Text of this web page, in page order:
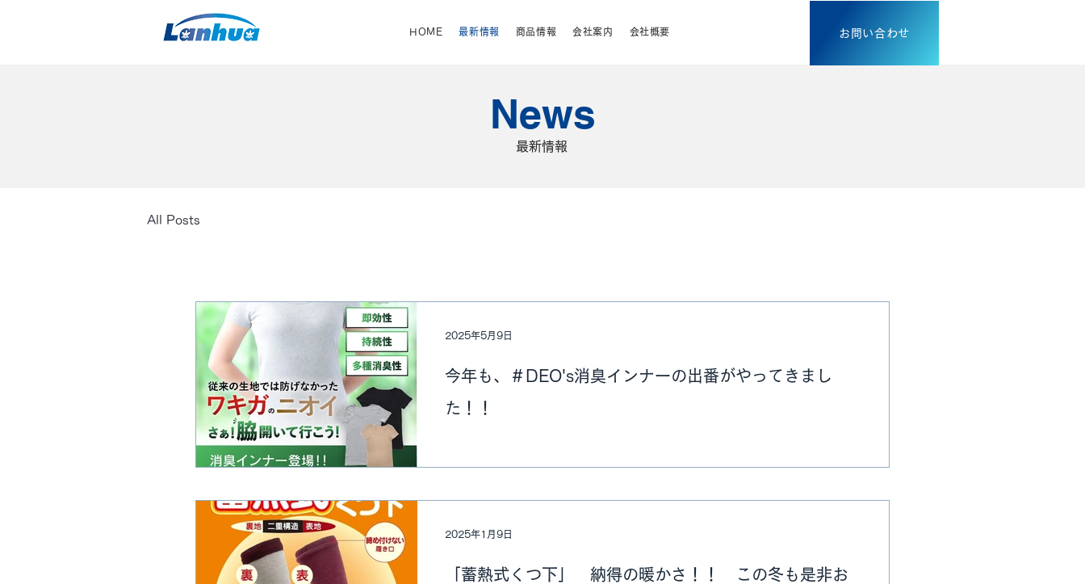
HOME 最新情報 商品情報 会社案内 会社概要 お問い合わせ
News
最新情報
All Posts
今年も、＃DEO's消臭インナーの出番がやってきまし
た！！
2025年5月9日
「蓄熱式くつ下」 納得の暖かさ！！ この冬も是非お
2025年1月9日